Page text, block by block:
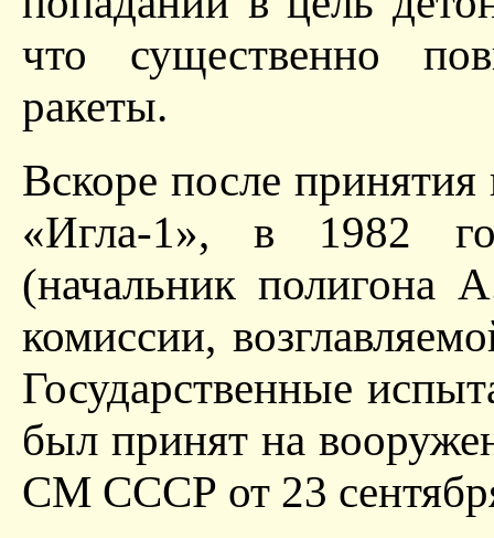
что существенно
ракеты.
Вскоре после
«Игла-1», в 1982
(начальник полигона
комиссии,
Государственные
был принят на
СМ СССР от 23